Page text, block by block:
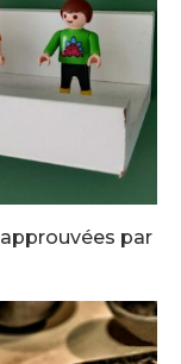
par